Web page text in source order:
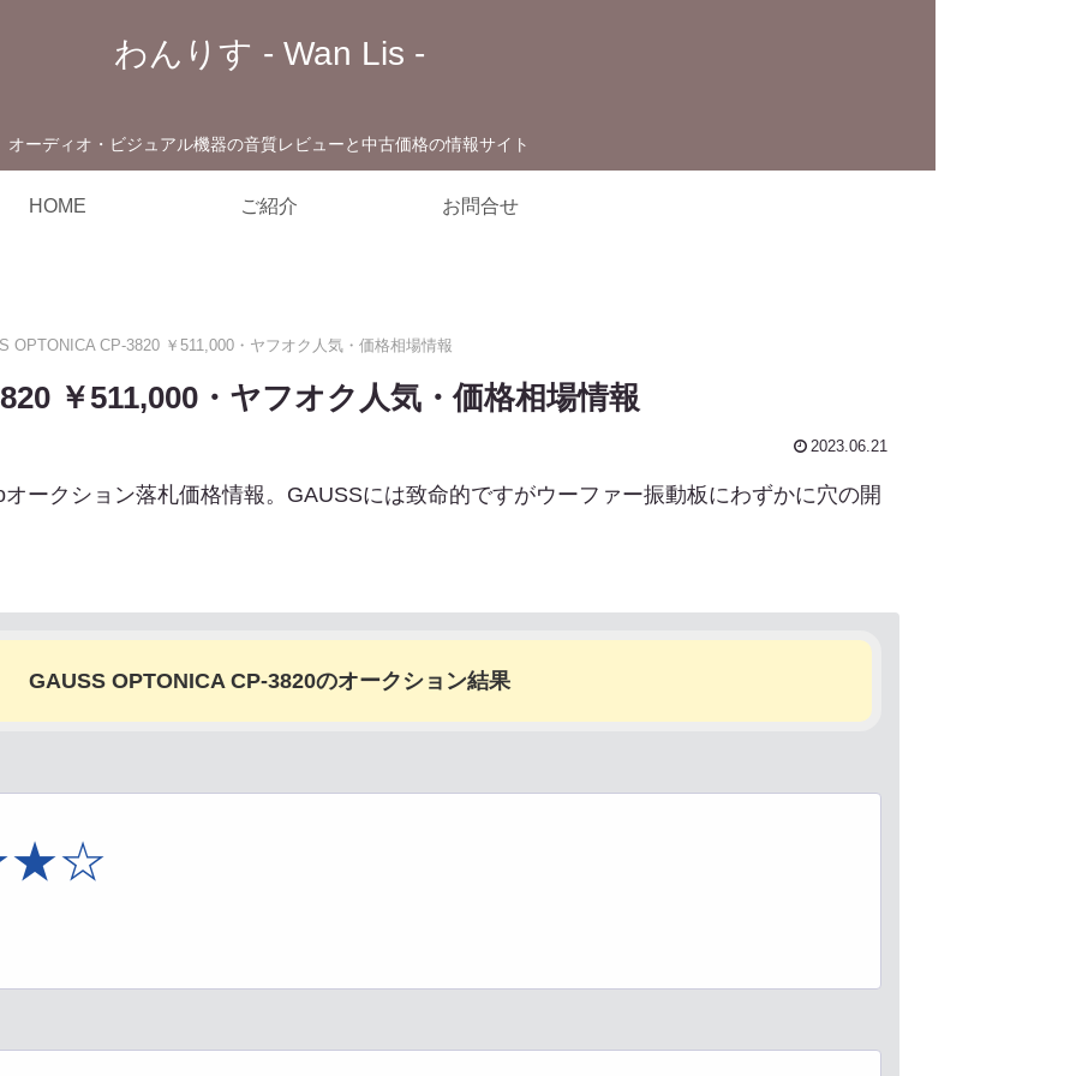
わんりす - Wan Lis -
オーディオ・ビジュアル機器の音質レビューと中古価格の情報サイト
HOME ご紹介 お問合せ
OPTONICA CP-3820 ￥511,000・ヤフオク人気・価格相場情報
￥511,000・ヤフオク人気・価格相場情報
2023.06.21
ークション落札価格情報。GAUSSには致命的ですがウーファー振動板にわずかに穴の開
GAUSS OPTONICA CP-3820のオークション結果